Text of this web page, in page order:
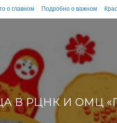
о главном Подробно о важном
В РЦНК И ОМЦ